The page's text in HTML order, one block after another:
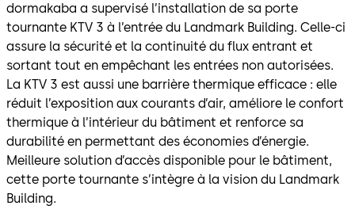
dormakaba a supervisé l’installation de sa porte
tournante KTV 3 à l’entrée du Landmark Building. Celle-ci
assure la sécurité et la continuité du flux entrant et
sortant tout en empêchant les entrées non autorisées.
La KTV 3 est aussi une barrière thermique efficace : elle
réduit l’exposition aux courants d’air, améliore le confort
thermique à l’intérieur du bâtiment et renforce sa
durabilité en permettant des économies d’énergie.
Meilleure solution d’accès disponible pour le bâtiment,
cette porte tournante s’intègre à la vision du Landmark
Building.